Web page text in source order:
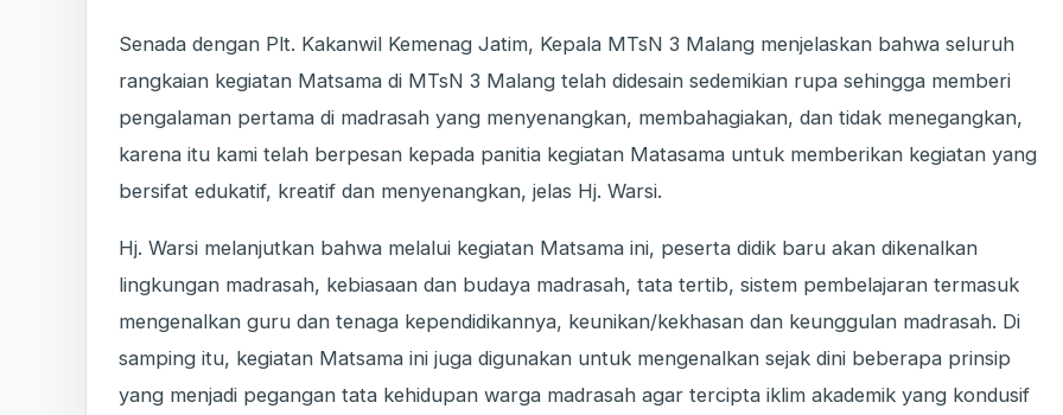
Senada dengan Plt. Kakanwil Kemenag Jatim, Kepala MTsN 3 Malang menjelaskan bahwa seluruh
rangkaian kegiatan Matsama di MTsN 3 Malang telah didesain sedemikian rupa sehingga memberi
pengalaman pertama di madrasah yang menyenangkan, membahagiakan, dan tidak menegangkan,
karena itu kami telah berpesan kepada panitia kegiatan Matasama untuk memberikan kegiatan yang
bersifat edukatif, kreatif dan menyenangkan, jelas Hj. Warsi.
Hj. Warsi melanjutkan bahwa melalui kegiatan Matsama ini, peserta didik baru akan dikenalkan
lingkungan madrasah, kebiasaan dan budaya madrasah, tata tertib, sistem pembelajaran termasuk
mengenalkan guru dan tenaga kependidikannya, keunikan/kekhasan dan keunggulan madrasah. Di
samping itu, kegiatan Matsama ini juga digunakan untuk mengenalkan sejak dini beberapa prinsip
yang menjadi pegangan tata kehidupan warga madrasah agar tercipta iklim akademik yang kondusif